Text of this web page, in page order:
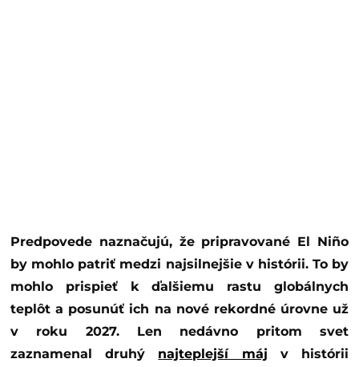
Predpovede naznačujú, že pripravované El Niño
by mohlo patriť medzi najsilnejšie v histórii. To by
mohlo prispieť k ďalšiemu rastu globálnych
teplôt a posunúť ich na nové rekordné úrovne už
v roku 2027. Len nedávno pritom svet
zaznamenal druhý najteplejší máj v histórii